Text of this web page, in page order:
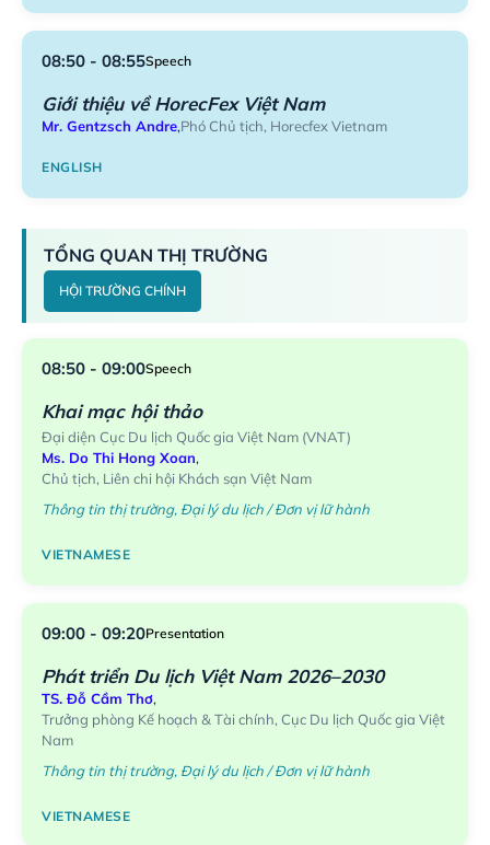
08:50 - 08:55Speech
Giới thiệu về HorecFex Việt Nam
Mr. Gentzsch Andre,Phó Chủ tịch, Horecfex Vietnam
ENGLISH
TỔNG QUAN THỊ TRƯỜNG
HỘI TRƯỜNG CHÍNH
08:50 - 09:00Speech
Khai mạc hội thảo
Đại diện Cục Du lịch Quốc gia Việt Nam (VNAT)
Ms. Do Thi Hong Xoan,
Chủ tịch, Liên chi hội Khách sạn Việt Nam
Thông tin thị trường, Đại lý du lịch / Đơn vị lữ hành
VIETNAMESE
09:00 - 09:20Presentation
Phát triển Du lịch Việt Nam 2026–2030
TS. Đỗ Cầm Thơ,
Trưởng phòng Kế hoạch & Tài chính, Cục Du lịch Quốc gia Việt
Nam
Thông tin thị trường, Đại lý du lịch / Đơn vị lữ hành
VIETNAMESE